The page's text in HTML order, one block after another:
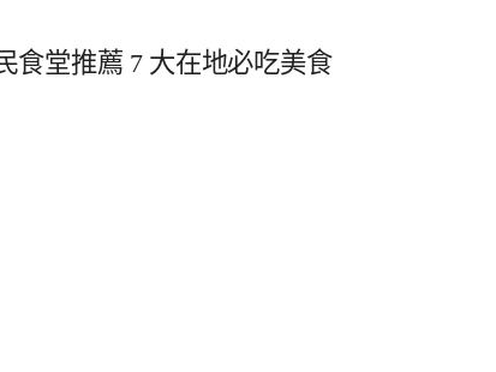
食堂推薦 7 大在地必吃美食